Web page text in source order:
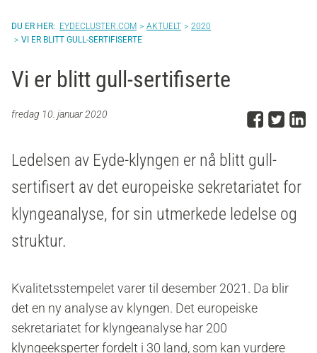
EYDECLUSTER.COM AKTUELT
2020
VI ER BLITT GULL-SERTIFISERTE
Vi er blitt gull-sertifiserte
fredag 10. januar 2020 DelDel
Ledelsen av Eyde-klyngen er nå blitt gull-
sertifisert av det europeiske sekretariatet for
klyngeanalyse, for sin utmerkede ledelse og
struktur.
Kvalitetsstempelet varer til desember 2021. Da blir
det en ny analyse av klyngen. Det europeiske
sekretariatet for klyngeanalyse har 200
klyngeeksperter fordelt i 30 land, som kan vurdere